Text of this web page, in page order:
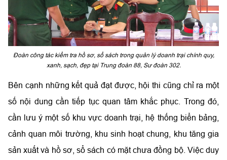
Đoàn công tác kiểm tra hồ sơ, sổ sách trong quản lý doanh trại chính quy,
xanh, sạch, đẹp tại Trung đoàn 88, Sư đoàn 302.
Bên cạnh những kết quả đạt được, hội thi cũng chỉ ra một
số nội dung cần tiếp tục quan tâm khắc phục. Trong đó,
cần lưu ý một số khu vực doanh trại, hệ thống biển bảng,
cảnh quan môi trường, khu sinh hoạt chung, khu tăng gia
sản xuất và hồ sơ, sổ sách có mặt chưa đồng bộ. Việc duy